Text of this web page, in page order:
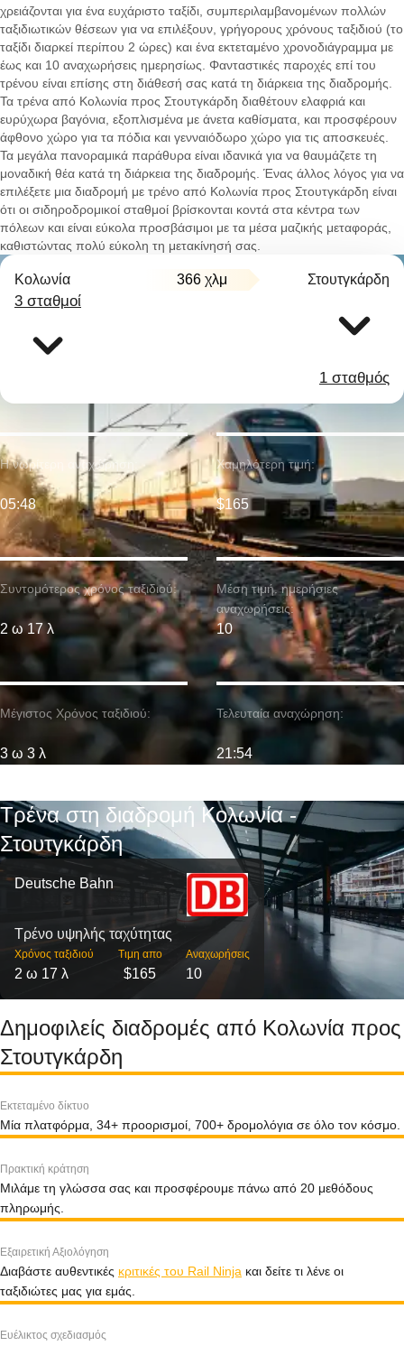
χρειάζονται για ένα ευχάριστο ταξίδι, συμπεριλαμβανομένων πολλών
ταξιδιωτικών θέσεων για να επιλέξουν, γρήγορους χρόνους ταξιδιού (το
ταξίδι διαρκεί περίπου 2 ώρες) και ένα εκτεταμένο χρονοδιάγραμμα με
έως και 10 αναχωρήσεις ημερησίως. Φανταστικές παροχές επί του
τρένου είναι επίσης στη διάθεσή σας κατά τη διάρκεια της διαδρομής.
Τα τρένα από Κολωνία προς Στουτγκάρδη διαθέτουν ελαφριά και
ευρύχωρα βαγόνια, εξοπλισμένα με άνετα καθίσματα, και προσφέρουν
άφθονο χώρο για τα πόδια και γενναιόδωρο χώρο για τις αποσκευές.
Τα μεγάλα πανοραμικά παράθυρα είναι ιδανικά για να θαυμάζετε τη
μοναδική θέα κατά τη διάρκεια της διαδρομής. Ένας άλλος λόγος για να
επιλέξετε μια διαδρομή με τρένο από Κολωνία προς Στουτγκάρδη είναι
ότι οι σιδηροδρομικοί σταθμοί βρίσκονται κοντά στα κέντρα των
πόλεων και είναι εύκολα προσβάσιμοι με τα μέσα μαζικής μεταφοράς,
καθιστώντας πολύ εύκολη τη μετακίνησή σας.
Κολωνία 366 χλμ Στουτγκάρδη
3 σταθμοί
1 σταθμός
Συντομότερος χρόνος ταξιδιού:
2 ω 17 λ
Η νωρίτερη αναχώρηση:
05:48
Μέγιστος Χρόνος ταξιδιού:
3 ω 3 λ
Χαμηλότερη τιμή:
$165
Μέση τιμή. ημερήσιες
αναχωρήσεις:
10
Τελευταία αναχώρηση:
21:54
Τρένα στη διαδρομή Κολωνία -
Στουτγκάρδη
Deutsche Bahn
Τρένο υψηλής ταχύτητας
Χρόνος ταξιδιού
2 ω 17 λ
Τιμη απο
$165
Αναχωρήσεις
10
Δημοφιλείς διαδρομές από Κολωνία προς
Στουτγκάρδη
Εκτεταμένο δίκτυο
Μία πλατφόρμα, 34+ προορισμοί, 700+ δρομολόγια σε όλο τον κόσμο.
Πρακτική κράτηση
Μιλάμε τη γλώσσα σας και προσφέρουμε πάνω από 20 μεθόδους
πληρωμής.
Εξαιρετική Αξιολόγηση
Διαβάστε αυθεντικές κριτικές του Rail Ninja και δείτε τι λένε οι
ταξιδιώτες μας για εμάς.
Ευέλικτος σχεδιασμός